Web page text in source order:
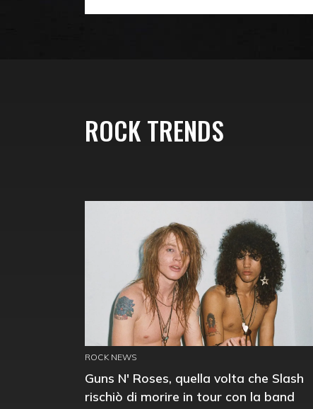
ROCK TRENDS
ROCK NEWS
Guns N' Roses, quella volta che Slash
rischiò di morire in tour con la band